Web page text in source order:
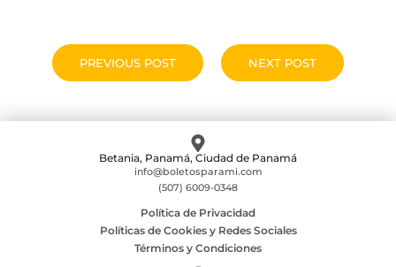
PREVIOUS POST NEXT POST
Betania, Panamá, Ciudad de Panamá
info@boletosparami.com
(507) 6009-0348
Política de Privacidad
Políticas de Cookies y Redes Sociales
Términos y Condiciones